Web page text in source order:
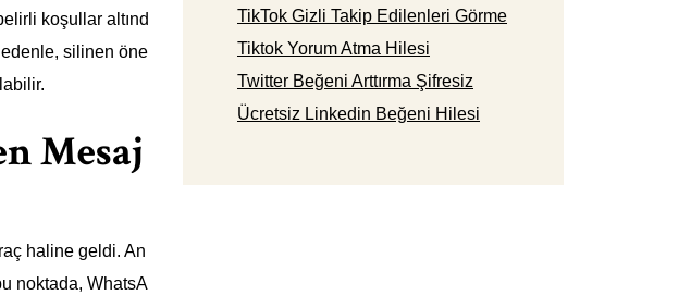
koşullar altınd
silinen öne
Mesaj
haline geldi. An
noktada, WhatsA
TikTok Gizli Takip Edilenleri Görme
Tiktok Yorum Atma Hilesi
Twitter Beğeni Arttırma Şifresiz
Ücretsiz Linkedin Beğeni Hilesi